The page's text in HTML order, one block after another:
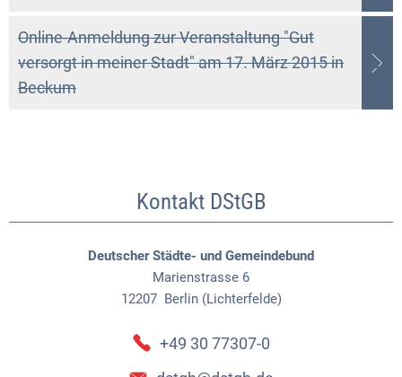
Online-Anmeldung zur Veranstaltung "Gut
versorgt in meiner Stadt" am 17. März 2015 in
Beckum
Kontakt DStGB
Deutscher Städte- und Gemeindebund
Marienstrasse 6
12207 Berlin (Lichterfelde)
+49 30 77307-0